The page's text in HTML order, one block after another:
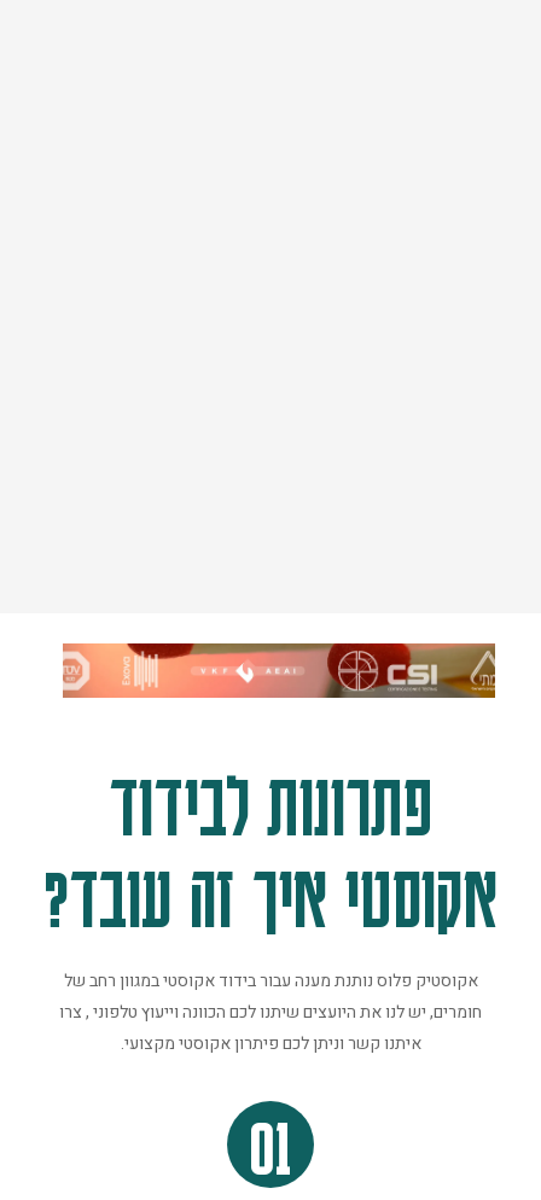
פתרונות לבידוד
אקוסטי איך זה עובד?
אקוסטיק פלוס נותנת מענה עבור בידוד אקוסטי במגוון רחב של
חומרים, יש לנו את היועצים שיתנו לכם הכוונה וייעוץ טלפוני , צרו
איתנו קשר וניתן לכם פיתרון אקוסטי מקצועי.
01